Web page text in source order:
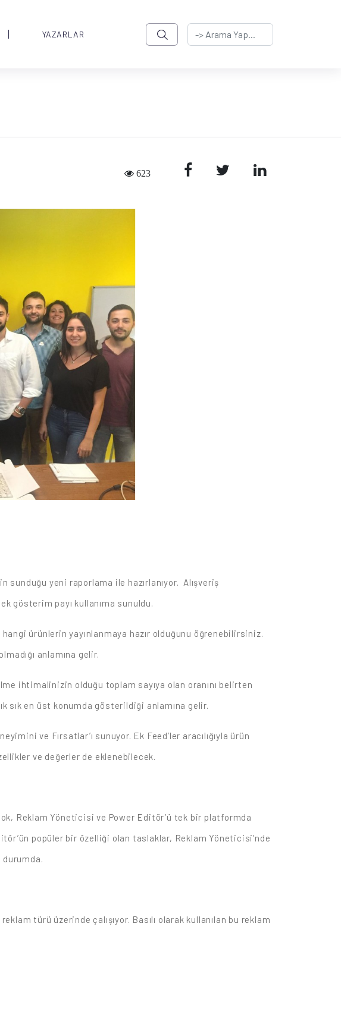
YAZARLAR
623
sunduğu yeni raporlama ile hazırlanıyor. Alışveriş
gösterim payı kullanıma sunuldu.
ürünlerin yayınlanmaya hazır olduğunu öğrenebilirsiniz.
anlamına gelir.
ihtimalinizin olduğu toplam sayıya olan oranını belirten
sık en üst konumda gösterildiği anlamına gelir.
ve Fırsatlar’ı sunuyor. Ek Feed’ler aracılığıyla ürün
ve değerler de eklenebilecek.
Reklam Yöneticisi ve Power Editör’ü tek bir platformda
popüler bir özelliği olan taslaklar, Reklam Yöneticisi’nde
türü üzerinde çalışıyor. Basılı olarak kullanılan bu reklam